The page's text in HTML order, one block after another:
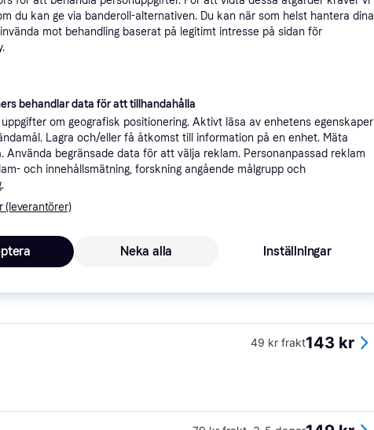
80 kr frakt, 3-5 dagar 149 kr
·Fri frakt139 kr
49 kr frakt143 kr
du kan ge via banderoll-alternativen. Du kan när som helst hantera dina
mot behandling baserat på legitimt intresse på sidan för
behandlar data för att tillhandahålla
om geografisk positionering. Aktivt läsa av enhetens egenskaper
Lagra och/eller få åtkomst till information på en enhet. Mäta
Använda begränsade data för att välja reklam. Personanpassad reklam
och innehållsmätning, forskning angående målgrupp och
(leverantörer)
Neka alla Inställningar